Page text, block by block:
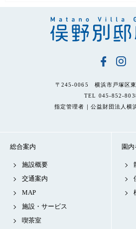
〒245-0065 横浜市戸塚区
TEL 045-852-
指定管理者｜公益財団法人横
総合案内
施設概要
交通案内
MAP
施設・サービス
喫茶室
園